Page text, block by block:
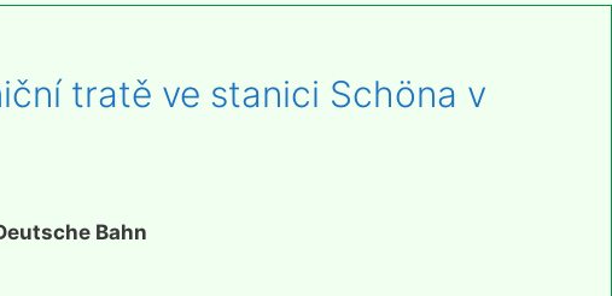
tratě ve stanici Schöna v
Bahn